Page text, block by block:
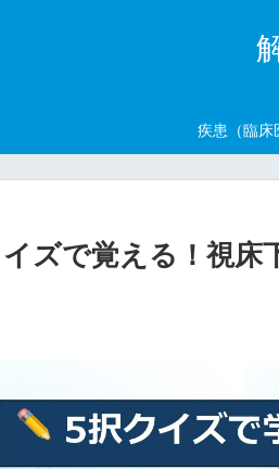
疾患（臨床
ズで覚える！視床